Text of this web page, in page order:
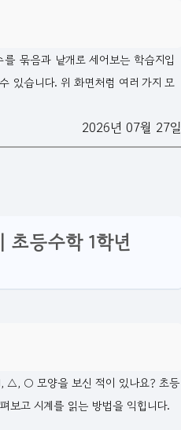
를 묶음과 낱개로 세어보는 학습지입
있습니다. 위 화면처럼 여러 가지 모
2026년 07월 27일
등수학 1학년
△, ○ 모양을 보신 적이 있나요? 초등
보고 시계를 읽는 방법을 익힙니다.